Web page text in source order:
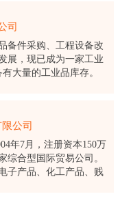
司
备件采购、工程设备改
展，现已成为一家工业
有大量的工业品库存。
公司
年7月，注册资本150万
综合型国际贸易公司。
子产品、化工产品、贱